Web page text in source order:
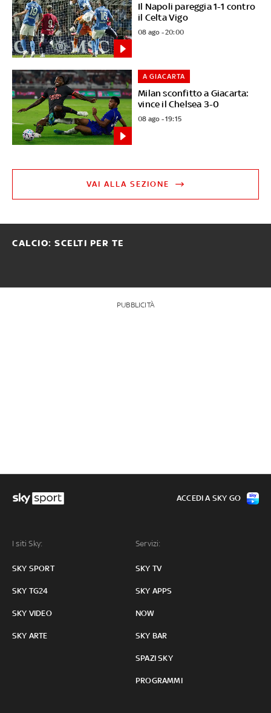
Il Napoli pareggia 1-1 contro
il Celta Vigo
08 ago - 20:00
Milan sconfitto a Giacarta:
vince il Chelsea 3-0
A GIACARTA
08 ago - 19:15
VAI ALLA SEZIONE
CALCIO: SCELTI PER TE
PUBBLICITÀ
I siti Sky:
SKY SPORT
SKY TG24
SKY VIDEO
SKY ARTE
Servizi:
SKY TV
SKY APPS
NOW
SKY BAR
SPAZI SKY
PROGRAMMI
ACCEDI A SKY GO